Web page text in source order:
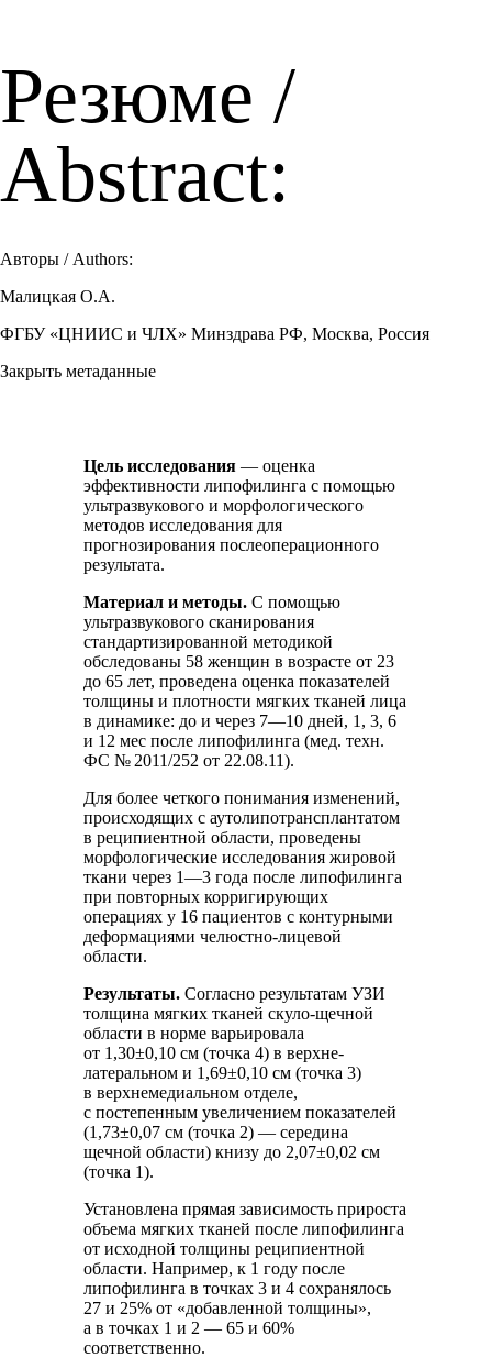
Резюме /
Abstract:
Авторы / Authors:
Малицкая О.А.
ФГБУ «ЦНИИС и ЧЛХ» Минздрава РФ, Москва, Россия
Закрыть метаданные
Цель исследования — оценка
эффективности липофилинга с помощью
ультразвукового и морфологического
методов исследования для
прогнозирования послеоперационного
результата.
Материал и методы. С помощью
ультразвукового сканирования
стандартизированной методикой
обследованы 58 женщин в возрасте от 23
до 65 лет, проведена оценка показателей
толщины и плотности мягких тканей лица
в динамике: до и через 7—10 дней, 1, 3, 6
и 12 мес после липофилинга (мед. техн.
ФС № 2011/252 от 22.08.11).
Для более четкого понимания изменений,
происходящих с аутолипотрансплантатом
в реципиентной области, проведены
морфологические исследования жировой
ткани через 1—3 года после липофилинга
при повторных корригирующих
операциях у 16 пациентов с контурными
деформациями челюстно-лицевой
области.
Результаты. Согласно результатам УЗИ
толщина мягких тканей скуло-щечной
области в норме варьировала
от 1,30±0,10 см (точка 4) в верхне-
латеральном и 1,69±0,10 см (точка 3)
в верхнемедиальном отделе,
с постепенным увеличением показателей
(1,73±0,07 см (точка 2) — середина
щечной области) книзу до 2,07±0,02 см
(точка 1).
Установлена прямая зависимость прироста
объема мягких тканей после липофилинга
от исходной толщины реципиентной
области. Например, к 1 году после
липофилинга в точках 3 и 4 сохранялось
27 и 25% от «добавленной толщины»,
а в точках 1 и 2 — 65 и 60%
соответственно.